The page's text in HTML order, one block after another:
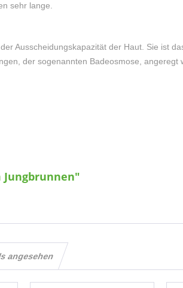
sehr lange.
Ausscheidungskapazität der Haut. Sie ist
der sogenannten Badeosmose,
angesehen